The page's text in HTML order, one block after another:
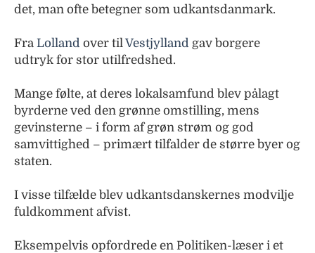
det, man ofte betegner som udkantsdanmark.
Fra Lolland over tilVestjylland gav borgere
udtryk for stor utilfredshed.
Mange følte, at deres lokalsamfund blev pålagt
byrderne ved den grønne omstilling, mens
gevinsterne – i form af grøn strøm og god
samvittighed – primært tilfalder de større byer og
staten.
I visse tilfælde blev udkantsdanskernes modvilje
fuldkomment afvist.
Eksempelvis opfordrede en Politiken-læser i et